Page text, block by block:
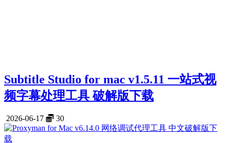
Subtitle Studio for mac v1.5.11 一站式视
频字幕处理工具 破解版下载
2026-06-17 30